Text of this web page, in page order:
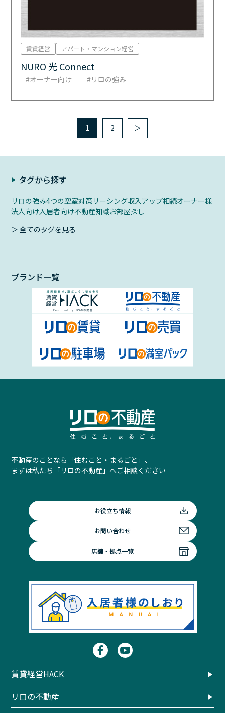
賃貸経営 アパート・マンション経営
NURO 光 Connect
オーナー向け リロの強み
1 2 ＞
タグから探す
リロの強み4つの空室対策リーシング収入アップ相続オーナー様
法人向け入居者向け不動産知識お部屋探し
＞ 全てのタグを見る
ブランド一覧
不動産のことなら「住むこと・まるごと」、
まずは私たち「リロの不動産」へご相談ください
お役立ち情報
お問い合わせ
店舗・拠点一覧
リロの不動産
賃貸経営HACK